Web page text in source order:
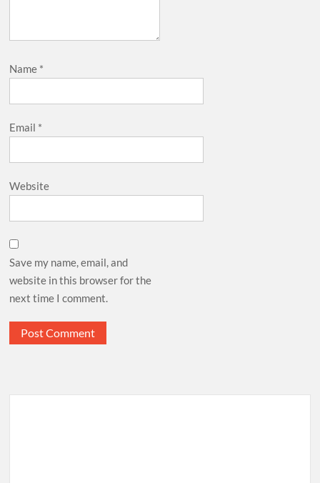
Name *
Email *
Website
Save my name, email, and
website in this browser for the
next time I comment.